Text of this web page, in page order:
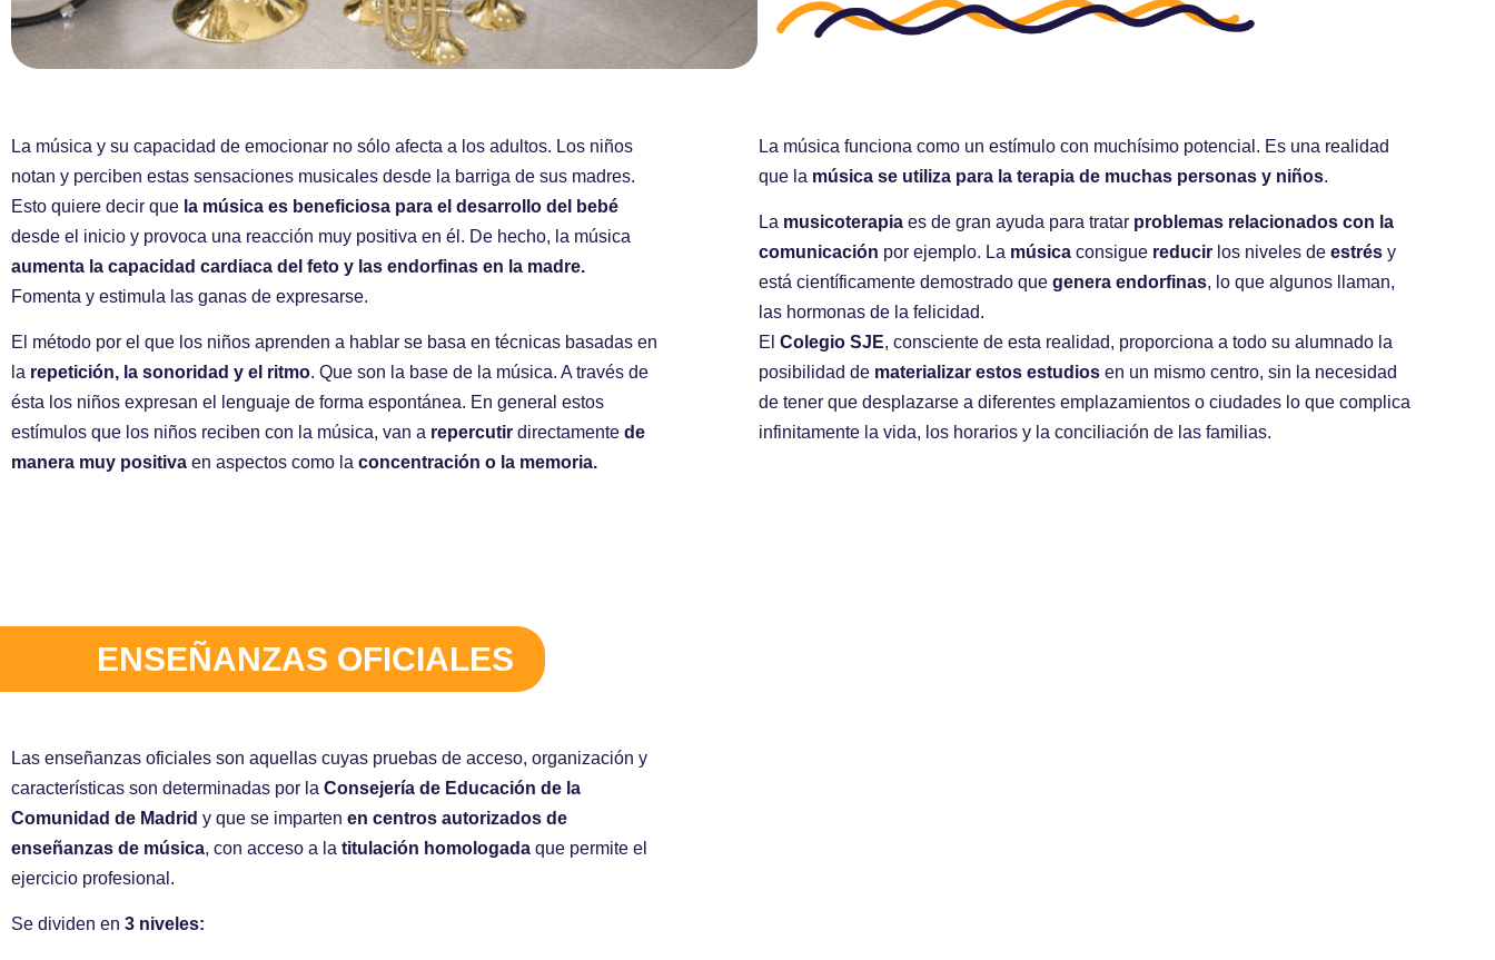
La música y su capacidad de emocionar no sólo afecta a los adultos. Los niños
notan y perciben estas sensaciones musicales desde la barriga de sus madres.
Esto quiere decir que la música es beneficiosa para el desarrollo del bebé
desde el inicio y provoca una reacción muy positiva en él. De hecho, la música
aumenta la capacidad cardiaca del feto y las endorfinas en la madre.
Fomenta y estimula las ganas de expresarse.
El método por el que los niños aprenden a hablar se basa en técnicas basadas en
la repetición, la sonoridad y el ritmo. Que son la base de la música. A través de
ésta los niños expresan el lenguaje de forma espontánea. En general estos
estímulos que los niños reciben con la música, van a repercutir directamente de
manera muy positiva en aspectos como la concentración o la memoria.
La música funciona como un estímulo con muchísimo potencial. Es una realidad
que la música se utiliza para la terapia de muchas personas y niños.
La musicoterapia es de gran ayuda para tratar problemas relacionados con la
comunicación por ejemplo. La música consigue reducir los niveles de estrés y
está científicamente demostrado que genera endorfinas, lo que algunos llaman,
las hormonas de la felicidad.
El Colegio SJE, consciente de esta realidad, proporciona a todo su alumnado la
posibilidad de materializar estos estudios en un mismo centro, sin la necesidad
de tener que desplazarse a diferentes emplazamientos o ciudades lo que complica
infinitamente la vida, los horarios y la conciliación de las familias.
ENSEÑANZAS OFICIALES
Las enseñanzas oficiales son aquellas cuyas pruebas de acceso, organización y
características son determinadas por la Consejería de Educación de la
Comunidad de Madrid y que se imparten en centros autorizados de
enseñanzas de música, con acceso a la titulación homologada que permite el
ejercicio profesional.
Se dividen en 3 niveles: